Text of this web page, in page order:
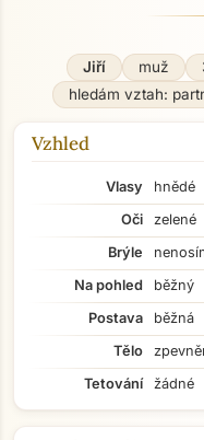
Jiří muž
hledám vztah:
Vzhled
Vlasy
hnědé
Oči
zelené
Brýle
Na pohled
běžný
Postava
běžná
Tělo
Tetování
žádné